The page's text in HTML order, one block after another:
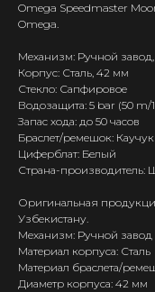
Omega Speedmaster
Omega.
Механизм: Ручной
Корпус: Сталь, 42 мм
Стекло: Сапфировое
Водозащита: 5 bar (50 m/
Запас хода: до 50 часов
Браслет/ремешок: Каучук
Циферблат: Белый
Страна-производитель:
Оригинальная
Узбекистану.
Механизм: Ручной завод
Материал корпуса: Сталь
Материал браслета/
Диаметр корпуса: 42 мм